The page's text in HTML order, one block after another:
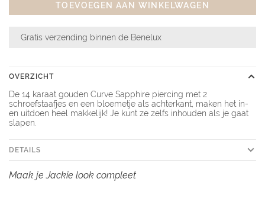
TOEVOEGEN AAN WINKELWAGEN
Gratis verzending binnen de Benelux
OVERZICHT
De 14 karaat gouden Curve Sapphire piercing met 2
schroefstaafjes en een bloemetje als achterkant, maken het in-
en uitdoen heel makkelijk! Je kunt ze zelfs inhouden als je gaat
slapen.
DETAILS
Maak je Jackie look compleet